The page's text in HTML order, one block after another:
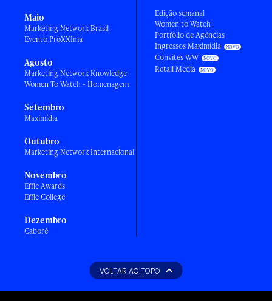
Maio
Marketing Network Brasil
Evento ProXXIma
Agosto
Marketing Network Knowledge
Women To Watch - Homenagem
Setembro
Maximídia
Outubro
Marketing Network Internacional
Novembro
Effie Awards
Effie College
Dezembro
Caboré
Edição semanal
Women to Watch
Portfólio de Agências
Ingressos Maximídia
Convites WW
Retail Media
VOLTAR AO TOPO